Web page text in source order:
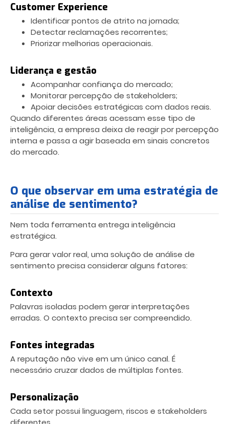
Customer Experience
Identificar pontos de atrito na jornada;
Detectar reclamações recorrentes;
Priorizar melhorias operacionais.
Liderança e gestão
Acompanhar confiança do mercado;
Monitorar percepção de stakeholders;
Apoiar decisões estratégicas com dados reais.
Quando diferentes áreas acessam esse tipo de
inteligência, a empresa deixa de reagir por percepção
interna e passa a agir baseada em sinais concretos
do mercado.
O que observar em uma estratégia de
análise de sentimento?
Nem toda ferramenta entrega inteligência
estratégica.
Para gerar valor real, uma solução de análise de
sentimento precisa considerar alguns fatores:
Contexto
Palavras isoladas podem gerar interpretações
erradas. O contexto precisa ser compreendido.
Fontes integradas
A reputação não vive em um único canal. É
necessário cruzar dados de múltiplas fontes.
Personalização
Cada setor possui linguagem, riscos e stakeholders